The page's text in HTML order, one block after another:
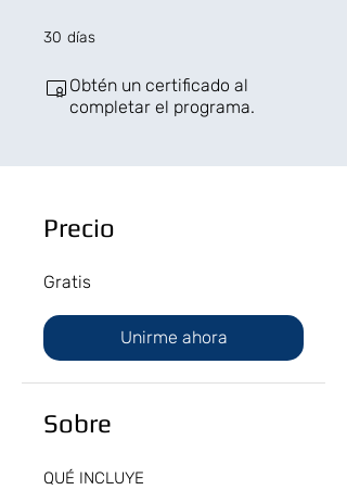
30 días
Obtén un certificado al
completar el programa.
Precio
Gratis
Unirme ahora
Sobre
QUÉ INCLUYE